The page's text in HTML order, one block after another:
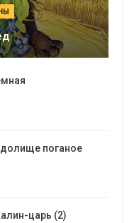
поганое
царь (2)